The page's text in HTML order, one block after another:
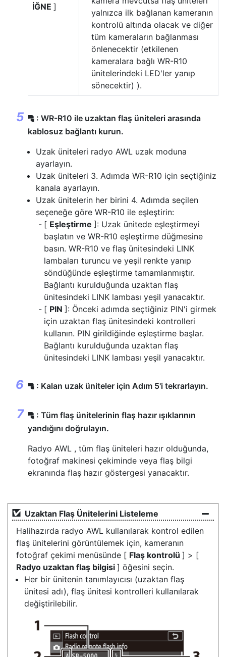
İĞNE ]
yalnızca ilk bağlanan kameranın
kontrolü altında olacak ve diğer
tüm kameraların bağlanması
önlenecektir (etkilenen
kameralara bağlı WR-R10
ünitelerindeki LED'ler yanıp
sönecektir) ).
f : WR-R10 ile uzaktan flaş üniteleri arasında
kablosuz bağlantı kurun.
Uzak üniteleri radyo AWL uzak moduna
ayarlayın.
Uzak üniteleri 3. Adımda WR-R10 için seçtiğiniz
kanala ayarlayın.
Uzak ünitelerin her birini 4. Adımda seçilen
seçeneğe göre WR-R10 ile eşleştirin:
[ Eşleştirme ]: Uzak ünitede eşleştirmeyi
başlatın ve WR-R10 eşleştirme düğmesine
basın. WR-R10 ve flaş ünitesindeki LINK
lambaları turuncu ve yeşil renkte yanıp
söndüğünde eşleştirme tamamlanmıştır.
Bağlantı kurulduğunda uzaktan flaş
ünitesindeki LINK lambası yeşil yanacaktır.
[ PIN ]: Önceki adımda seçtiğiniz PIN'i girmek
için uzaktan flaş ünitesindeki kontrolleri
kullanın. PIN girildiğinde eşleştirme başlar.
Bağlantı kurulduğunda uzaktan flaş
ünitesindeki LINK lambası yeşil yanacaktır.
f : Kalan uzak üniteler için Adım 5'i tekrarlayın.
f : Tüm flaş ünitelerinin flaş hazır ışıklarının
yandığını doğrulayın.
Radyo AWL , tüm flaş üniteleri hazır olduğunda,
fotoğraf makinesi çekiminde veya flaş bilgi
ekranında flaş hazır göstergesi yanacaktır.
Uzaktan Flaş Ünitelerini Listeleme
Halihazırda radyo AWL kullanılarak kontrol edilen
flaş ünitelerini görüntülemek için, kameranın
fotoğraf çekimi menüsünde [ Flaş kontrolü ] > [
Radyo uzaktan flaş bilgisi ] öğesini seçin.
Her bir ünitenin tanımlayıcısı (uzaktan flaş
ünitesi adı), flaş ünitesi kontrolleri kullanılarak
değiştirilebilir.